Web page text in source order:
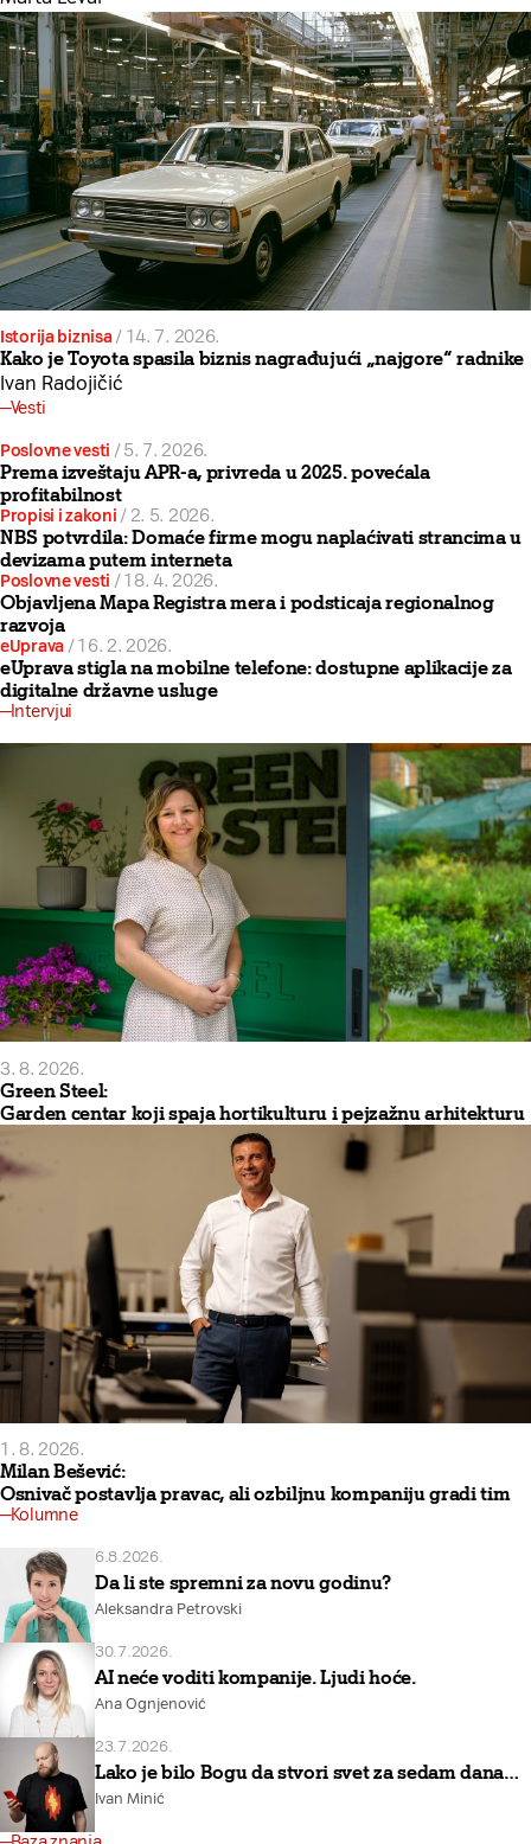
Istorija biznisa / 14. 7. 2026.
Kako je Toyota spasila biznis nagrađujući „najgore“ radnike
Ivan Radojičić
Vesti
Poslovne vesti /5. 7. 2026.
Prema izveštaju APR-a, privreda u 2025. povećala
profitabilnost
Propisi i zakoni / 2. 5. 2026.
NBS potvrdila: Domaće firme mogu naplaćivati strancima u
devizama putem interneta
Poslovne vesti /18. 4. 2026.
Objavljena Mapa Registra mera i podsticaja regionalnog
razvoja
eUprava /16. 2. 2026.
eUprava stigla na mobilne telefone: dostupne aplikacije za
digitalne državne usluge
Intervjui
3. 8. 2026.
Green Steel:
Garden centar koji spaja hortikulturu i pejzažnu arhitekturu
1. 8. 2026.
Milan Bešević:
Osnivač postavlja pravac, ali ozbiljnu kompaniju gradi tim
Kolumne
6.8.2026.
Da li ste spremni za novu godinu?
Aleksandra Petrovski
30.7.2026.
AI neće voditi kompanije. Ljudi hoće.
Ana Ognjenović
23.7.2026.
Lako je bilo Bogu da stvori svet za sedam dana…
Ivan Minić